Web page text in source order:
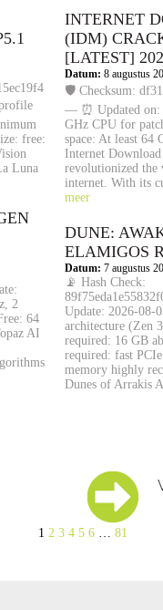
free:
Luna
2
64
AI
INTERNET
(IDM)
[LATEST]
Datum: 8 augustus
🛡️ Checksum:
— ⏰ Updated on:
GHz CPU for
space: At least
Internet
revolutionized the
internet. With its
meer
DUNE:
ELAMIGOS
Datum: 7 augustus
📡 Hash Check:
Update: 2026-08-
architecture (Zen
required: 16 GB
required: fast
memory highly
Dunes of Arrakis
1 2 3 4 5 6 … 81